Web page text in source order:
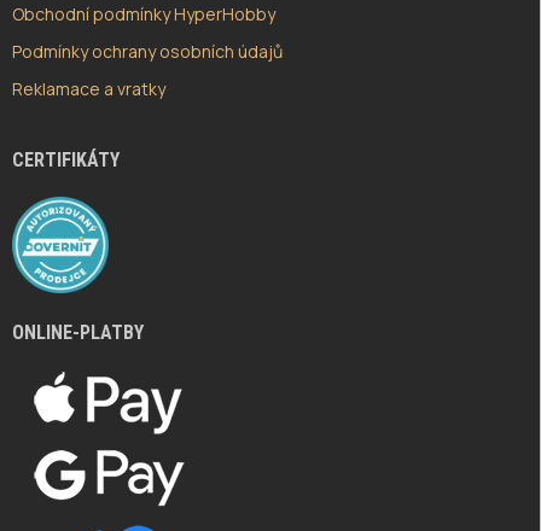
Obchodní podmínky HyperHobby
Podmínky ochrany osobních údajů
Reklamace a vratky
CERTIFIKÁTY
ONLINE-PLATBY